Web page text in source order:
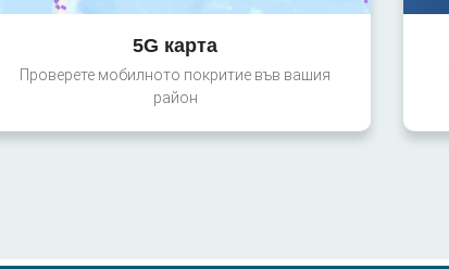
5G карта
Проверете мобилното покритие във вашия
район